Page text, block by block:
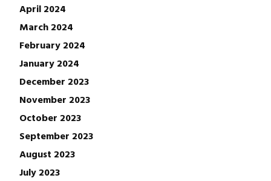
April 2024
March 2024
February 2024
January 2024
December 2023
November 2023
October 2023
September 2023
August 2023
July 2023